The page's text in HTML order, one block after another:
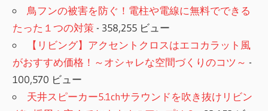
鳥フンの被害を防ぐ！電柱や電線に無料でできる
たった１つの対策 - 358,255 ビュー
【リビング】アクセントクロスはエコカラット風
がおすすめ価格！～オシャレな空間づくりのコツ～ -
100,570 ビュー
天井スピーカー5.1chサラウンドを吹き抜けリビン